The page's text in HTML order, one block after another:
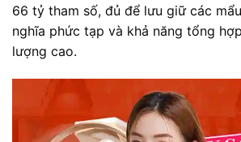
66 tỷ tham số, đủ để lưu giữ các
nghĩa phức tạp và khả năng tổng
lượng cao.